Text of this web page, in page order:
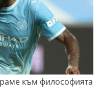
към философията